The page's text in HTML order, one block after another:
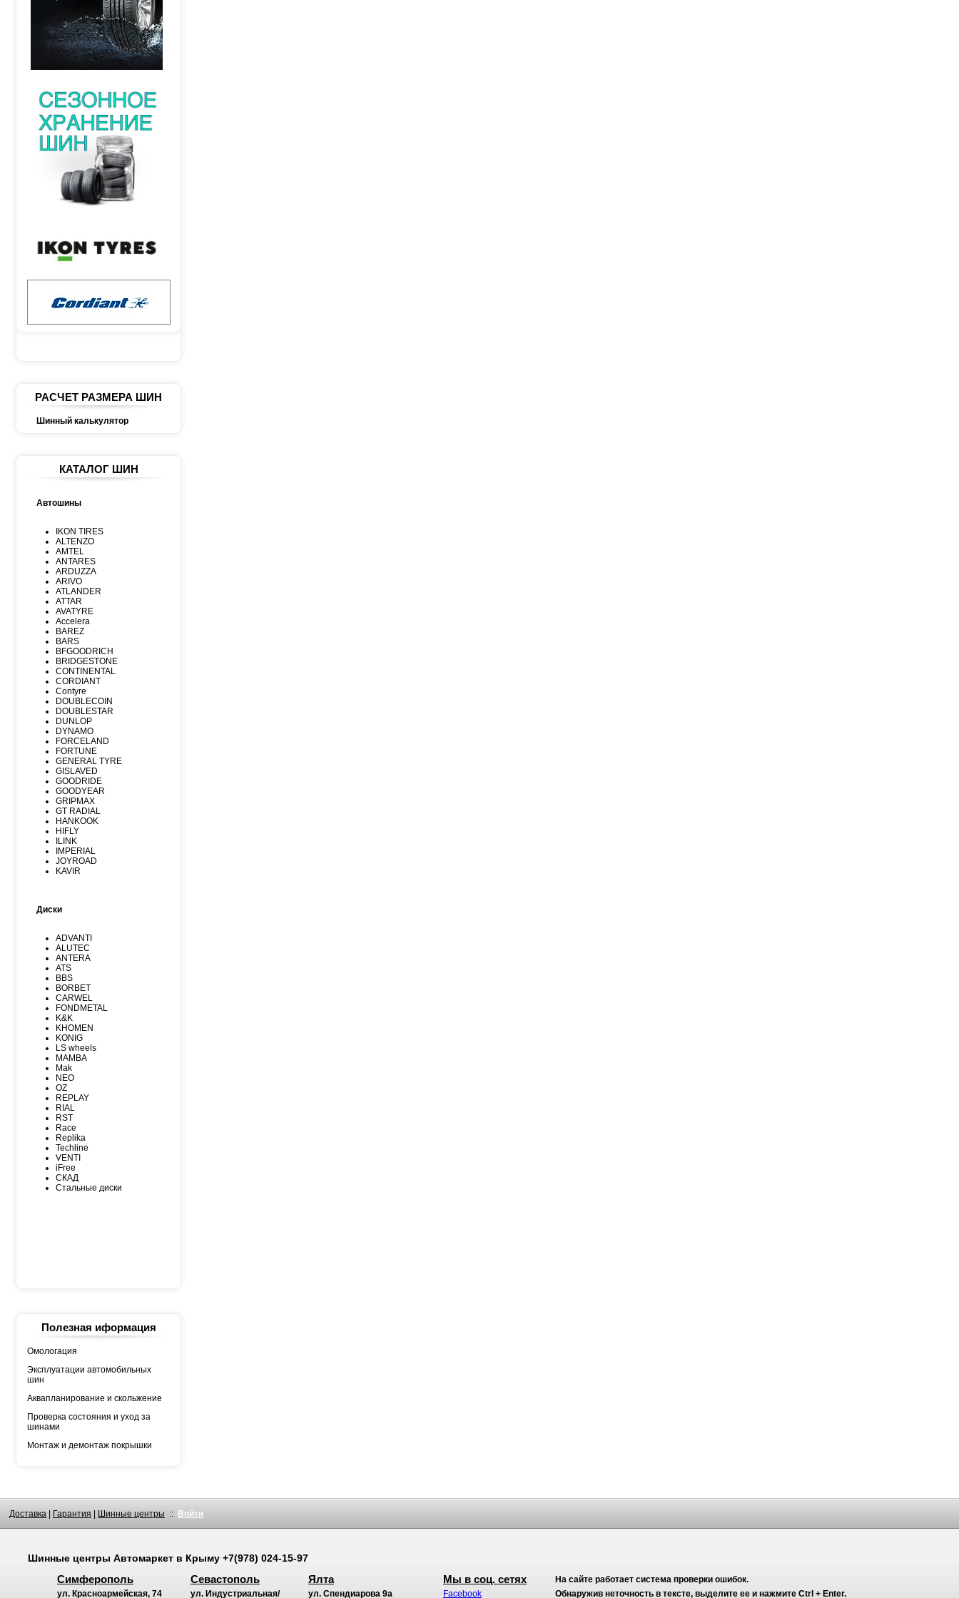
РАСЧЕТ РАЗМЕРА ШИН
Шинный калькулятор
КАТАЛОГ ШИН
Автошины
IKON TIRES
ALTENZO
AMTEL
ANTARES
ARDUZZA
ARIVO
ATLANDER
ATTAR
AVATYRE
Accelera
BAREZ
BARS
BFGOODRICH
BRIDGESTONE
CONTINENTAL
CORDIANT
Contyre
DOUBLECOIN
DOUBLESTAR
DUNLOP
DYNAMO
FORCELAND
FORTUNE
GENERAL TYRE
GISLAVED
GOODRIDE
GOODYEAR
GRIPMAX
GT RADIAL
HANKOOK
HIFLY
ILINK
IMPERIAL
JOYROAD
KAVIR
LAUFENN
MARSHAL
MATADOR
MAXXIS
MICHELIN
MIRAGE
NEXEN
NITTO
NOKIAN
NOKIAN NORDMAN
Nordman Nordman
ONYX
PACE
PIRELLI
PIRELLI Formula
ROADCRUZA
ROADKING
ROADMARCH
ROADSTONE
ROTALLA
SAILUN
SATOYA
SONIX
SUNFULL
TIGAR
TORERO
TORQUE
Росава
Диски
ADVANTI
ALUTEC
ANTERA
ATS
BBS
BORBET
CARWEL
FONDMETAL
K&K
KHOMEN
KONIG
LS wheels
MAMBA
Mak
NEO
OZ
REPLAY
RIAL
RST
Race
Replika
Techline
VENTI
iFree
СКАД
Стальные диски
Полезная иформация
Омологация
Эксплуатации автомобильных
шин
Аквапланирование и скольжение
Проверка состояния и уход за
шинами
Монтаж и демонтаж покрышки
Доставка Гарантия Шинные центры :: Войти
Шинные центры Автомаркетв Крыму +7(978) 024-15-97
Симферополь
ул. Красноармейская, 74
Севастополь
ул. Индустриальная/
Ялта
ул. Спендиарова 9а
Мы в соц. сетях
Facebook
На сайте работает система проверки ошибок.
Обнаружив неточность в тексте, выделите ее и нажмите Ctrl + Enter.